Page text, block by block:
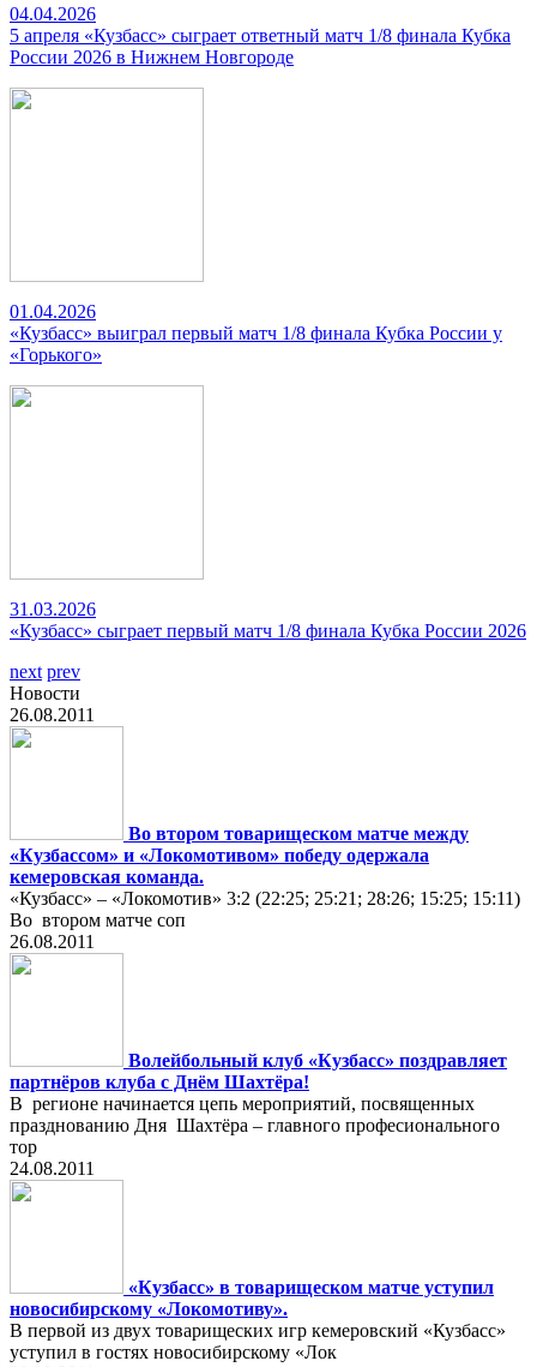
04.04.2026
5 апреля «Кузбасс» сыграет ответный матч 1/8 финала Кубка
России 2026 в Нижнем Новгороде
01.04.2026
«Кузбасс» выиграл первый матч 1/8 финала Кубка России у
«Горького»
31.03.2026
«Кузбасс» сыграет первый матч 1/8 финала Кубка России 2026
next prev
Новости
26.08.2011
Во втором товарищеском матче между
«Кузбассом» и «Локомотивом» победу одержала
кемеровская команда.
«Кузбасс» – «Локомотив» 3:2 (22:25; 25:21; 28:26; 15:25; 15:11)
Во втором матче соп
26.08.2011
Волейбольный клуб «Кузбасс» поздравляет
партнёров клуба с Днём Шахтёра!
В регионе начинается цепь мероприятий, посвященных
празднованию Дня Шахтёра – главного професионального
тор
24.08.2011
«Кузбасс» в товарищеском матче уступил
новосибирскому «Локомотиву».
В первой из двух товарищеских игр кемеровский «Кузбасс»
уступил в гостях новосибирскому «Лок